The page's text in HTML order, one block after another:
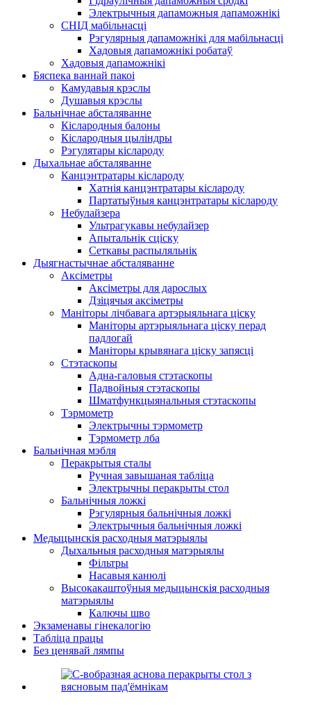
Электрычныя дапаможныя дапаможнікі
СНІД мабільнасці
Рэгулярныя дапаможнікі для мабільнасці
Хадовыя дапаможнікі робатаў
Хадовыя дапаможнікі
Бяспека ваннай пакоі
Камудавыя крэслы
Душавыя крэслы
Бальнічнае абсталяванне
Кіслародныя балоны
Кіслародныя цыліндры
Рэгулятары кіслароду
Дыхальнае абсталяванне
Канцэнтратары кіслароду
Хатнія канцэнтратары кіслароду
Партатыўныя канцэнтратары кіслароду
Небулайзера
Ультрагукавы небулайзер
Апытальнік сціску
Сеткавы распыляльнік
Дыягнастычнае абсталяванне
Аксіметры
Аксіметры для дарослых
Дзіцячыя аксіметры
Маніторы лічбавага артэрыяльнага ціску
Маніторы артэрыяльнага ціску перад
падлогай
Маніторы крывянага ціску запясці
Стэтаскопы
Адна-галовыя стэтаскопы
Падвойныя стэтаскопы
Шматфункцыянальныя стэтаскопы
Тэрмометр
Электрычны тэрмометр
Тэрмометр лба
Бальнічная мэбля
Перакрытыя сталы
Ручная завышаная табліца
Электрычны перакрыты стол
Бальнічныя ложкі
Рэгулярныя бальнічныя ложкі
Электрычныя бальнічныя ложкі
Медыцынскія расходныя матэрыялы
Дыхальныя расходныя матэрыялы
Фільтры
Насавыя канюлі
Высокакаштоўныя медыцынскія расходныя
матэрыялы
Калючы шво
Экзаменавы гінекалогію
Табліца працы
Без ценявай лямпы